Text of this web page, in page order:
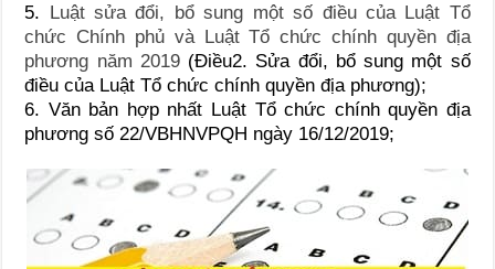
5. Luật sửa đổi, bổ sung một số điều của Luật Tổ
chức Chính phủ và Luật Tổ chức chính quyền địa
phương năm 2019(Điều2. Sửa đổi, bổ sung một số
điều của Luật Tổ chức chính quyền địa phương);
6. Văn bản hợp nhất Luật Tổ chức chính quyền địa
phương số 22/VBHNVPQH ngày 16/12/2019;